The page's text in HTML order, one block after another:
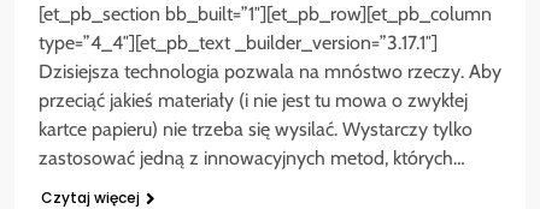
[et_pb_section bb_built=”1″][et_pb_row][et_pb_column
type=”4_4″][et_pb_text _builder_version=”3.17.1″]
Dzisiejsza technologia pozwala na mnóstwo rzeczy. Aby
przeciąć jakieś materiały (i nie jest tu mowa o zwykłej
kartce papieru) nie trzeba się wysilać. Wystarczy tylko
zastosować jedną z innowacyjnych metod, których…
Czytaj więcej